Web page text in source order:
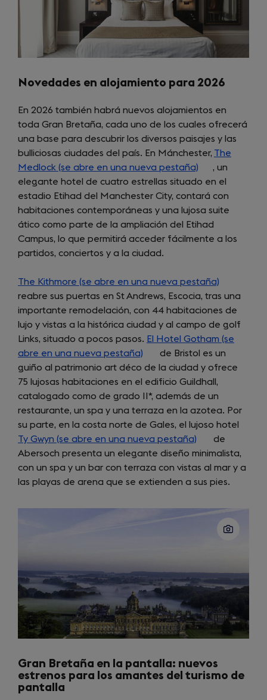
Novedades en alojamiento para 2026
En 2026 también habrá nuevos alojamientos en
toda Gran Bretaña, cada uno de los cuales ofrecerá
una base para descubrir los diversos paisajes y las
bulliciosas ciudades del país. En Mánchester, The
Medlock (se abre en una nueva pestaña) (opens
in
a
new
tab)
, un
elegante hotel de cuatro estrellas situado en el
estadio Etihad del Manchester City, contará con
habitaciones contemporáneas y una lujosa suite
ático como parte de la ampliación del Etihad
Campus, lo que permitirá acceder fácilmente a los
partidos, conciertos y a la ciudad.
The Kithmore (se abre en una nueva pestaña)
in
a
new
tab)
reabre sus puertas en St Andrews, Escocia, tras una
importante remodelación, con 44 habitaciones de
lujo y vistas a la histórica ciudad y al campo de golf
Links, situado a pocos pasos. El Hotel Gotham (se
abre en una nueva pestaña) (opens
in
a
new
tab)
de Bristol es un
guiño al patrimonio art déco de la ciudad y ofrece
75 lujosas habitaciones en el edificio Guildhall,
catalogado como de grado II*, además de un
restaurante, un spa y una terraza en la azotea. Por
su parte, en la costa norte de Gales, el lujoso hotel
Ty Gwyn (se abre en una nueva pestaña) (opens
in
a
new
de
Abersoch presenta un elegante diseño minimalista,
con un spa y un bar con terraza con vistas al mar y a
las playas de arena que se extienden a sus pies.
Gran Bretaña en la pantalla: nuevos
estrenos para los amantes del turismo de
pantalla